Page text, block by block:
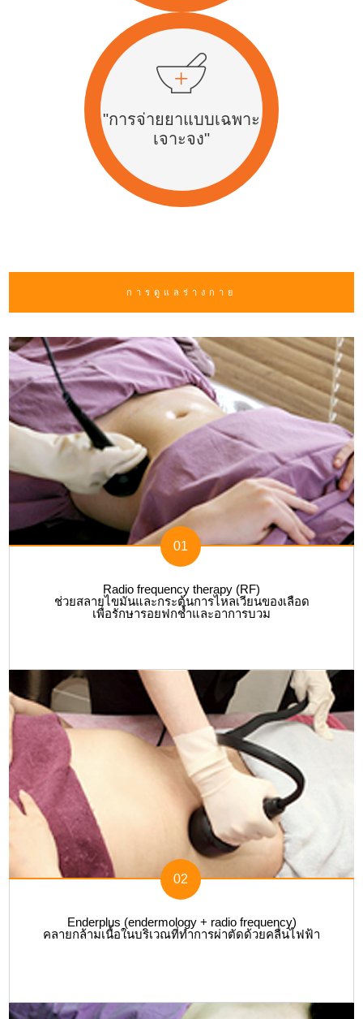
"การจ่ายยาแบบเฉพาะ
เจาะจง"
การดูแลร่างกาย
01
Radio frequency therapy (RF)
ช่วยสลายไขมันและกระตุ้นการไหลเวียนของเลือด
เพื่อรักษารอยฟกช้ำและอาการบวม
02
Enderplus (endermology + radio frequency)
คลายกล้ามเนื้อในบริเวณที่ทำการผ่าตัดด้วยคลื่นไฟฟ้า